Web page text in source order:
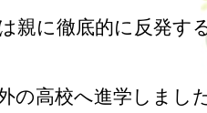
親に徹底的に反発す
の高校へ進学しまし